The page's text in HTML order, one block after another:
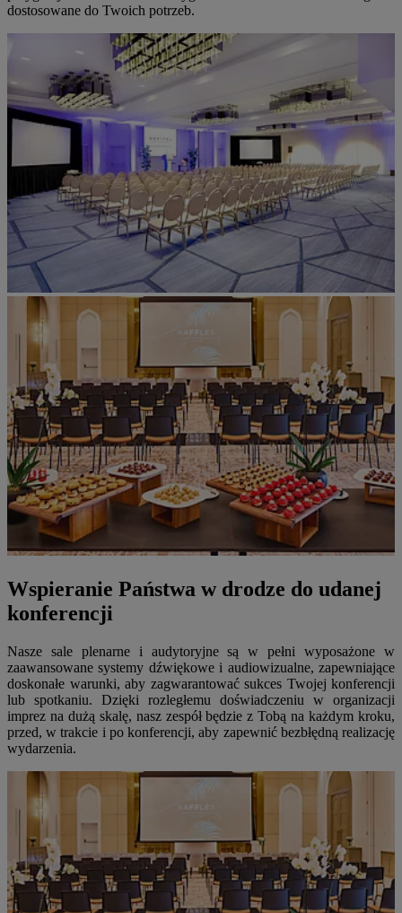
dostosowane do Twoich potrzeb.
Wspieranie Państwa w drodze do udanej
konferencji
Nasze sale plenarne i audytoryjne są w pełni wyposażone w
zaawansowane systemy dźwiękowe i audiowizualne, zapewniające
doskonałe warunki, aby zagwarantować sukces Twojej konferencji
lub spotkaniu. Dzięki rozległemu doświadczeniu w organizacji
imprez na dużą skalę, nasz zespół będzie z Tobą na każdym kroku,
przed, w trakcie i po konferencji, aby zapewnić bezbłędną realizację
wydarzenia.